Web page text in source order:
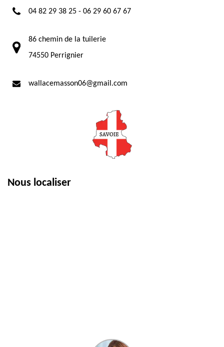
04 82 29 38 25 - 06 29 60 67 67
86 chemin de la tuilerie
74550 Perrignier
wallacemasson06@gmail.com
Nous localiser